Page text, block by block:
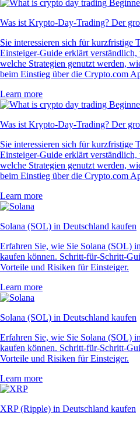
Was ist Krypto-Day-Trading? Der
Sie interessieren sich für kurzfristige
Einsteiger-Guide erklärt
welche Strategien genutzt werden,
beim Einstieg über die Crypto.com
Learn more
Was ist Krypto-Day-Trading? Der
Sie interessieren sich für kurzfristige
Einsteiger-Guide erklärt
welche Strategien genutzt werden,
beim Einstieg über die Crypto.com
Learn more
Solana (SOL) in Deutschland kaufen
Erfahren Sie, wie Sie Solana (SOL)
kaufen können. Schritt-für-Schritt-
Vorteile und Risiken für Einsteiger.
Learn more
Solana (SOL) in Deutschland kaufen
Erfahren Sie, wie Sie Solana (SOL)
kaufen können. Schritt-für-Schritt-
Vorteile und Risiken für Einsteiger.
Learn more
XRP (Ripple) in Deutschland kaufen